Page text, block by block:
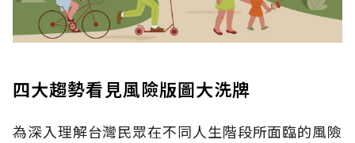
四大趨勢看見風險版圖大洗牌
為深入理解台灣民眾在不同人生階段所面臨的風險